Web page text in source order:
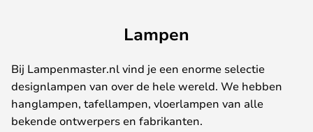
Lampen
Bij Lampenmaster.nl vind je een enorme selectie
designlampen van over de hele wereld. We hebben
hanglampen, tafellampen, vloerlampen van alle
bekende ontwerpers en fabrikanten.